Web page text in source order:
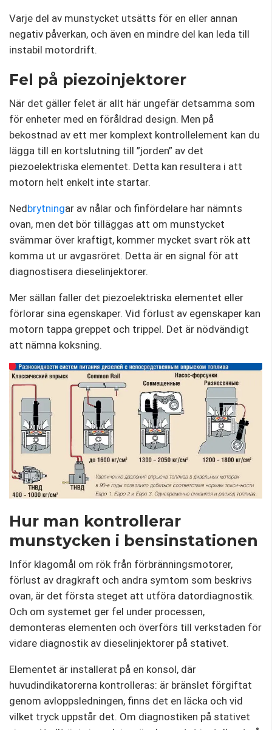
Varje del av munstycket utsätts för en eller annan
negativ påverkan, och även en mindre del kan leda till
instabil motordrift.
Fel på piezoinjektorer
När det gäller felet är allt här ungefär detsamma som
för enheter med en föråldrad design. Men på
bekostnad av ett mer komplext kontrollelement kan du
lägga till en kortslutning till ”jorden” av det
piezoelektriska elementet. Detta kan resultera i att
motorn helt enkelt inte startar.
Nedbrytningar av nålar och finfördelare har nämnts
ovan, men det bör tilläggas att om munstycket
svämmar över kraftigt, kommer mycket svart rök att
komma ut ur avgasröret. Detta är en signal för att
diagnostisera dieselinjektorer.
Mer sällan faller det piezoelektriska elementet eller
förlorar sina egenskaper. Vid förlust av egenskaper kan
motorn tappa greppet och trippel. Det är nödvändigt
att nämna koksning.
Hur man kontrollerar
munstycken i bensinstationen
Inför klagomål om rök från förbränningsmotorer,
förlust av dragkraft och andra symtom som beskrivs
ovan, är det första steget att utföra datordiagnostik.
Och om systemet ger fel under processen,
demonteras elementen och överförs till verkstaden för
vidare diagnostik av dieselinjektorer på stativet.
Elementet är installerat på en konsol, där
huvudindikatorerna kontrolleras: är bränslet förgiftat
genom avloppsledningen, finns det en läcka och vid
vilket tryck uppstår det. Om diagnostiken på stativet